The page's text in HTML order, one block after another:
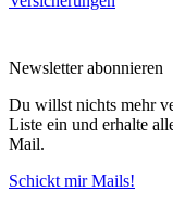
Newsletter abonnieren
Du willst nichts mehr
Liste ein und erhalte
Mail.
Schickt mir Mails!